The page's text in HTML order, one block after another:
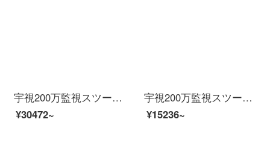
宇視200万監視スツー装置イーンテーネットHD 4路8路16路監視防犯カメラ室外モネータ家庭用ワンヤレー防水夜間テレビ商用設置サービス（防犯カメラビデオを除く）10個の防犯カメラ（200万HD版）
¥30472~
宇視200万監視スツー装置イーンテーネットHD 4路8路16路監視防犯カメラ室外モネータ家庭用ワンヤレスpoe防水夜間テレビ商用設置サービス（防犯カメラを除く）5つの防犯カメハメスツー（500万高級版）
¥15236~